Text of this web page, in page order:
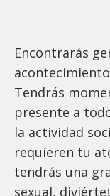
Encontrarás
Tendrás
presente a
la actividad
requieren tu
tendrás una
sexual,